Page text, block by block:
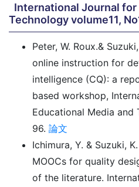
International Journal for
Technology volume11,
Peter, W. Roux.&
online instruction for
intelligence (CQ): a
based workshop,
Educational Media and
96. 論文
Ichimura, Y. & Suzuki,
MOOCs for quality
of the literature.